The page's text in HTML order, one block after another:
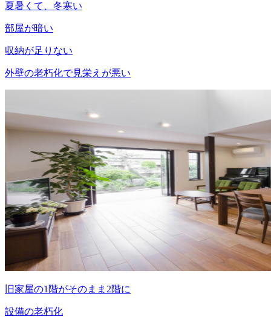
夏暑くて、冬寒い
部屋が暗い
収納が足りない
外壁の老朽化で見栄えが悪い
旧家屋の1階がそのまま2階に
設備の老朽化